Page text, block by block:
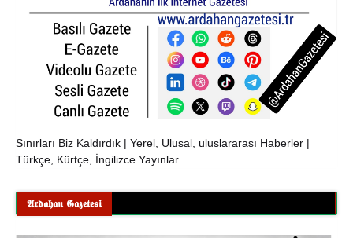
Sınırları Biz Kaldırdık | Yerel, Ulusal, uluslararası Haberler |
Türkçe, Kürtçe, İngilizce Yayınlar
𝕬𝖗𝖉𝖆𝖍𝖆𝖓 𝕲𝖆𝖟𝖊𝖙𝖊𝖘𝖎